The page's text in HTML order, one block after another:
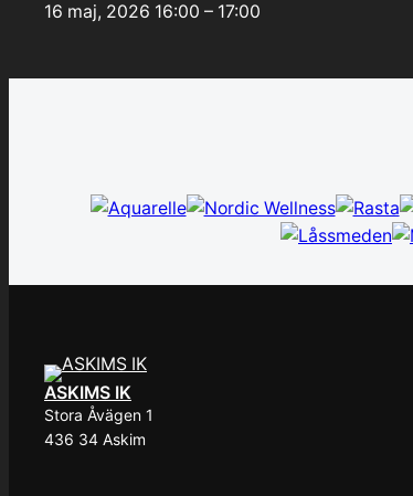
16 maj, 2026 16:00 – 17:00
ASKIMS IK
Stora Åvägen 1
436 34 Askim